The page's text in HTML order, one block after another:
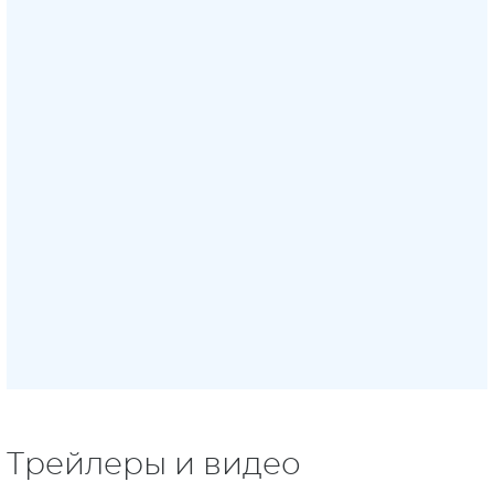
Трейлеры и видео